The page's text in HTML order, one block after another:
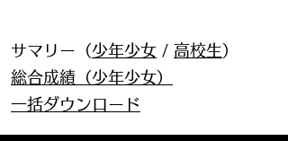
サマリー（少年少女 / 高校生）
総合成績（少年少女）
一括ダウンロード